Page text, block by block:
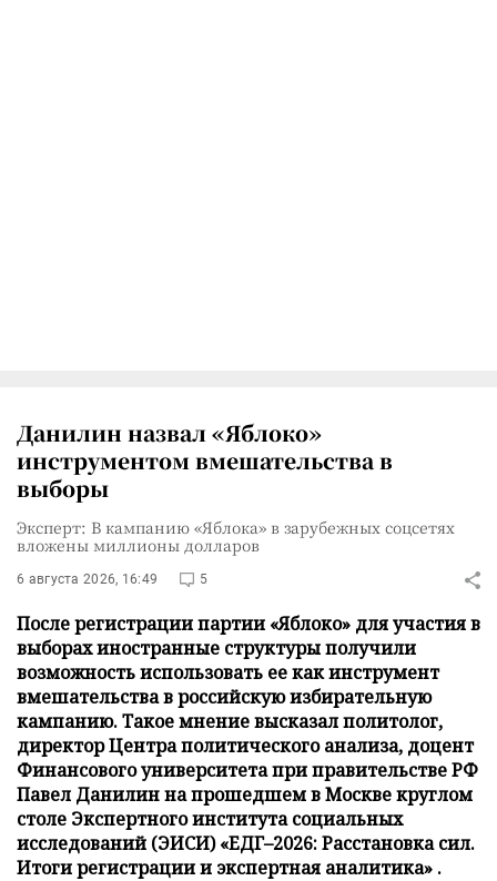
Данилин назвал «Яблоко»
инструментом вмешательства в
выборы
Эксперт: В кампанию «Яблока» в зарубежных соцсетях
вложены миллионы долларов
6 августа 2026, 16:49 5
После регистрации партии «Яблоко» для участия в
выборах иностранные структуры получили
возможность использовать ее как инструмент
вмешательства в российскую избирательную
кампанию. Такое мнение высказал политолог,
директор Центра политического анализа, доцент
Финансового университета при правительстве РФ
Павел Данилин на прошедшем в Москве круглом
столе Экспертного института социальных
исследований (ЭИСИ) «ЕДГ–2026: Расстановка сил.
Итоги регистрации и экспертная аналитика» .